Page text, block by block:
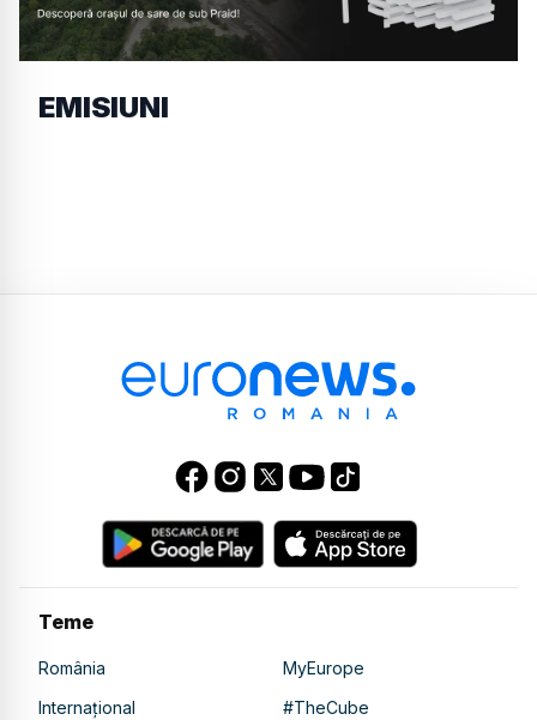
EMISIUNI
Teme
România
MyEurope
Internațional
#TheCube